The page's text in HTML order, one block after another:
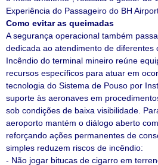
Experiência do Passageiro do BH
Como evitar as queimadas
A segurança operacional também
dedicada ao atendimento de diferentes
Incêndio do terminal mineiro reúne
recursos específicos para atuar em
tecnologia do Sistema de Pouso por
suporte às aeronaves em
sob condições de baixa visibilidade.
aeroporto mantém o diálogo aberto
reforçando ações permanentes de
simples reduzem riscos de incêndio:
- Não jogar bitucas de cigarro em